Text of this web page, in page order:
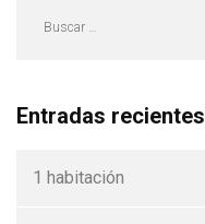
Entradas recientes
1 habitación